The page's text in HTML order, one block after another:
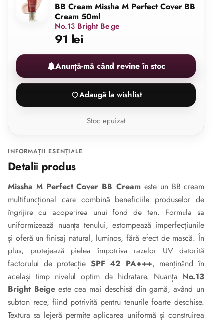
BB Cream Missha M Perfect Cover BB
Cream 50ml
No.13 Bright Beige
91 lei
Anunță-mă când revine în stoc
Adaugă la wishlist
Stoc epuizat
INFORMAȚII ESENȚIALE
Detalii produs
Missha M Perfect Cover BB Cream este un BB cream
multifuncțional care combină beneficiile produselor de
îngrijire cu acoperirea unui fond de ten. Formula sa
uniformizează nuanța tenului, estompează imperfecțiunile
și oferă un finisaj natural, luminos, fără efect de mască. În
plus, protejează pielea împotriva razelor UV datorită
factorului de protecțieSPF 42 PA+++, menținând în
același timp nivelul optim de hidratare. Nuanța No.13
Bright Beigeeste cea mai deschisă din gamă, având un
subton rece, fiind potrivită pentru tenurile foarte deschise.
Textura sa lejeră permite aplicarea uniformă și construirea